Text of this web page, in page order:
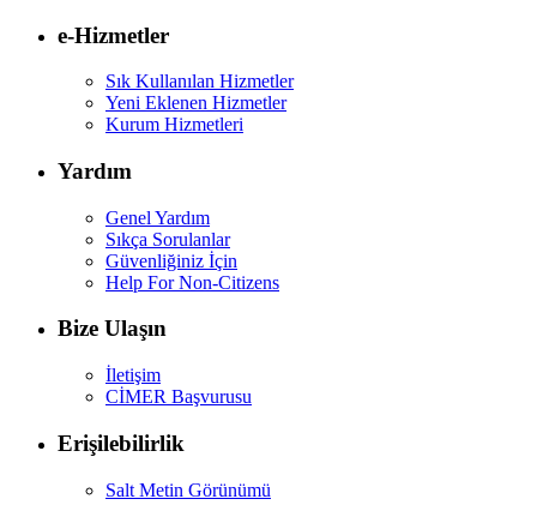
e-Hizmetler
Sık Kullanılan Hizmetler
Yeni Eklenen Hizmetler
Kurum Hizmetleri
Yardım
Genel Yardım
Sıkça Sorulanlar
Güvenliğiniz İçin
Help For Non-Citizens
Bize Ulaşın
İletişim
CİMER Başvurusu
Erişilebilirlik
Salt Metin Görünümü